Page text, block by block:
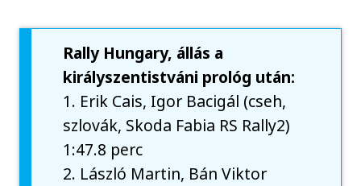
Rally Hungary, állás a
királyszentistváni prológ után:
1. Erik Cais, Igor Bacigál (cseh,
szlovák, Skoda Fabia RS Rally2)
1:47.8 perc
2. László Martin, Bán Viktor